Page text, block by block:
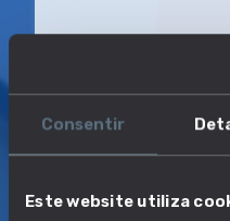
Consentir
Este website utiliza
SOBREEMPREGO E